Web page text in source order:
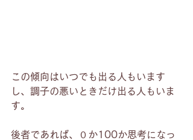
この傾向はいつでも出る人もいます
し、調子の悪いときだけ出る人もいま
す。
後者であれば、０か100か思考になっ